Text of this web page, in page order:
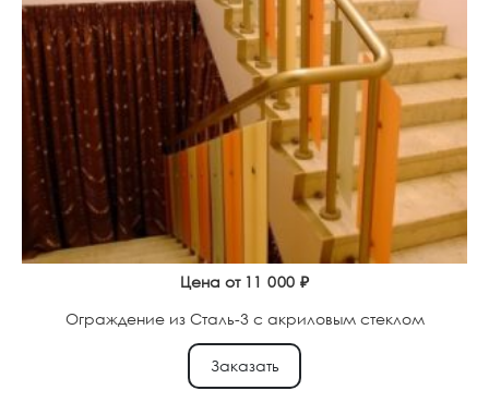
Цена от 11 000 ₽
Ограждение из Сталь-3 с акриловым стеклом
Заказать